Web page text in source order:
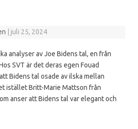
juli 25, 2024
analyser av Joe Bidens tal, en från
SVT är det deras egen Fouad
Bidens tal osade av ilska mellan
istället Britt-Marie Mattson från
anser att Bidens tal var elegant och